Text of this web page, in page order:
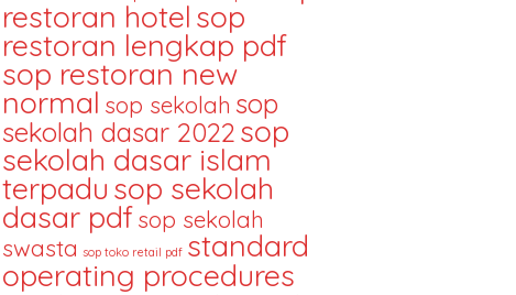
restoran hotel sop
restoran lengkap pdf
sop restoran new
normal sop sekolah sop
sekolah dasar 2022 sop
sekolah dasar islam
terpadu sop sekolah
dasar pdf sop sekolah
swasta sop toko retail pdf standard
operating procedures